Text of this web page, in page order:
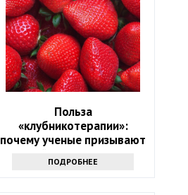
Польза
«клубникотерапии»:
почему ученые призывают
людей в возрасте 50+
налегать на эту ягоду
ПОДРОБНЕЕ